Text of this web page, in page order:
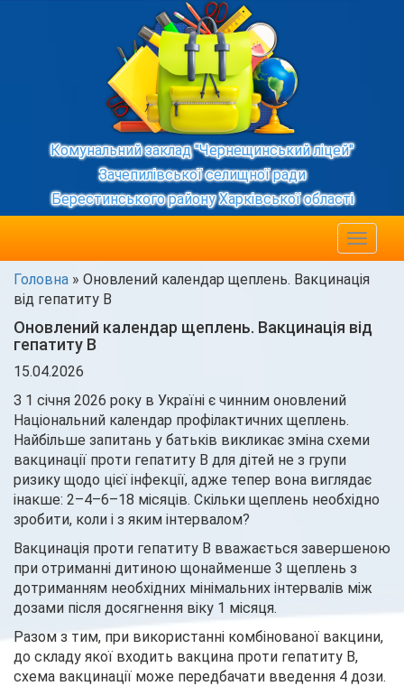
Комунальний заклад "Чернещинський ліцей"
Зачепилівської селищної ради
Берестинського району Харківської області
Toggle
Головна » Оновлений календар щеплень. Вакцинація
від гепатиту В
Оновлений календар щеплень. Вакцинація від
гепатиту В
15.04.2026
З 1 січня 2026 року в Україні є чинним оновлений
Національний календар профілактичних щеплень.
Найбільше запитань у батьків викликає зміна схеми
вакцинації проти гепатиту В для дітей не з групи
ризику щодо цієї інфекції, адже тепер вона виглядає
інакше: 2–4–6–18 місяців. Скільки щеплень необхідно
зробити, коли і з яким інтервалом?
Вакцинація проти гепатиту B вважається завершеною
при отриманні дитиною щонайменше 3 щеплень з
дотриманням необхідних мінімальних інтервалів між
дозами після досягнення віку 1 місяця.
Разом з тим, при використанні комбінованої вакцини,
до складу якої входить вакцина проти гепатиту B,
схема вакцинації може передбачати введення 4 дози.